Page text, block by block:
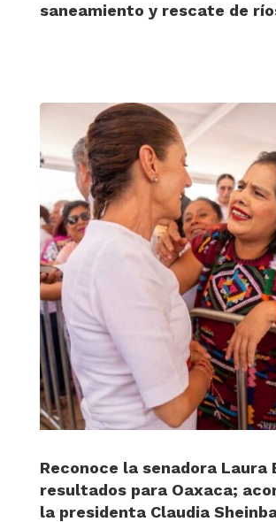
saneamiento y rescate de
Reconoce la senadora Laura
resultados para Oaxaca;
la presidenta Claudia